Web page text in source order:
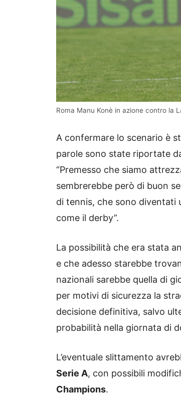
Roma Manu Konè in azione contro la
A confermare lo scenario è
parole sono state riportate
“Premesso che siamo
sembrerebbe però di buon
di tennis, che sono
come il derby”.
La possibilità che era stata
e che adesso starebbe
nazionali sarebbe quella di
per motivi di sicurezza la
decisione definitiva, salvo
probabilità nella giornata di
L’eventuale slittamento
Serie A, con possibili
Champions.